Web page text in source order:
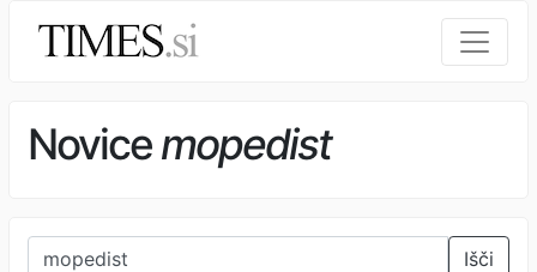
Novicemopedist
Išči